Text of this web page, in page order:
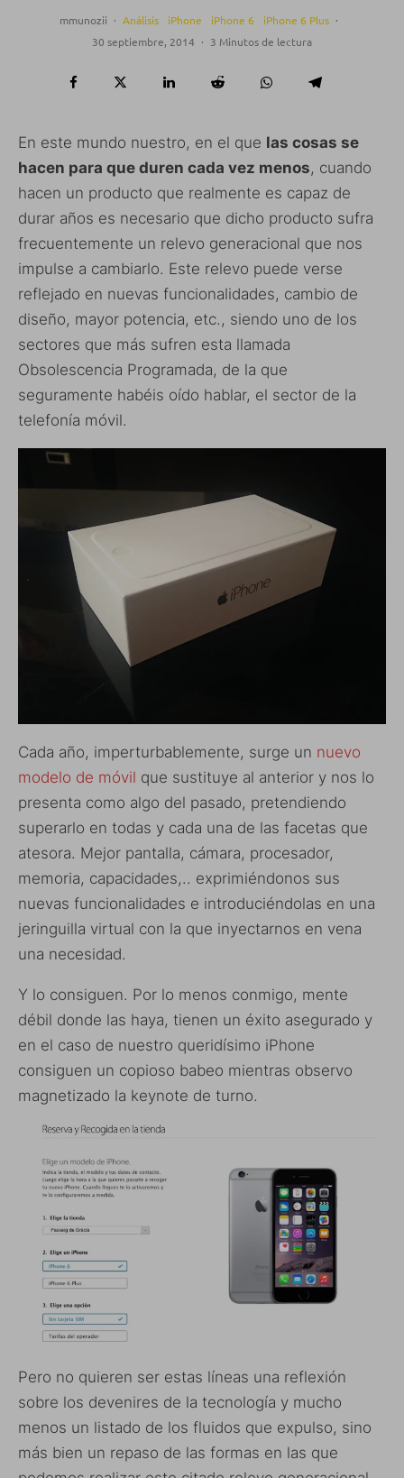
mmunozii · Análisis iPhone iPhone 6 iPhone 6 Plus ·
30 septiembre, 2014 · 3 Minutos de lectura
En este mundo nuestro, en el que las cosas se
hacen para que duren cada vez menos, cuando
hacen un producto que realmente es capaz de
durar años es necesario que dicho producto sufra
frecuentemente un relevo generacional que nos
impulse a cambiarlo. Este relevo puede verse
reflejado en nuevas funcionalidades, cambio de
diseño, mayor potencia, etc., siendo uno de los
sectores que más sufren esta llamada
Obsolescencia Programada, de la que
seguramente habéis oído hablar, el sector de la
telefonía móvil.
Cada año, imperturbablemente, surge un nuevo
modelo de móvil que sustituye al anterior y nos lo
presenta como algo del pasado, pretendiendo
superarlo en todas y cada una de las facetas que
atesora. Mejor pantalla, cámara, procesador,
memoria, capacidades,.. exprimiéndonos sus
nuevas funcionalidades e introduciéndolas en una
jeringuilla virtual con la que inyectarnos en vena
una necesidad.
Y lo consiguen. Por lo menos conmigo, mente
débil donde las haya, tienen un éxito asegurado y
en el caso de nuestro queridísimo iPhone
consiguen un copioso babeo mientras observo
magnetizado la keynote de turno.
Pero no quieren ser estas líneas una reflexión
sobre los devenires de la tecnología y mucho
menos un listado de los fluidos que expulso, sino
más bien un repaso de las formas en las que